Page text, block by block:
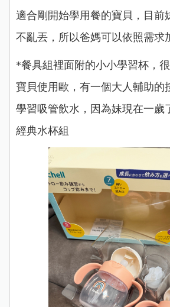
適合剛開始學用餐的寶貝，目前
不亂丟，所以爸媽可以依照需求
*餐具組裡面附的小小學習杯，
寶貝使用歐，有一個大人輔助的
學習吸管飲水，因為妹現在一歲
經典水杯組